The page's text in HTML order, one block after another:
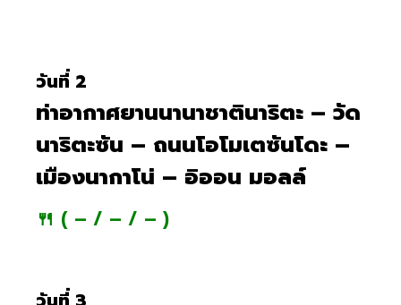
วันที่ 2
ท่าอากาศยานนานาชาตินาริตะ – วัด
นาริตะซัน – ถนนโอโมเตซันโดะ –
เมืองนากาโน่ – อิออน มอลล์
🍴 ( – / – / – )